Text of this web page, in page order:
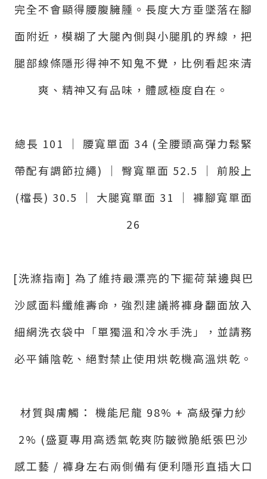
完全不會顯得腰腹臃腫。長度大方垂墜落在腳
面附近，模糊了大腿內側與小腿肌的界線，把
腿部線條隱形得神不知鬼不覺，比例看起來清
爽、精神又有品味，體感極度自在。
總長 101 ｜ 腰寬單面 34 (全腰頭高彈力鬆緊
帶配有調節拉繩) ｜ 臀寬單面 52.5 ｜ 前股上
(檔長) 30.5 ｜ 大腿寬單面 31 ｜ 褲腳寬單面
26
[洗滌指南] 為了維持最漂亮的下擺荷葉邊與巴
沙感面料纖維壽命，強烈建議將褲身翻面放入
細網洗衣袋中「單獨溫和冷水手洗」，並請務
必平鋪陰乾、絕對禁止使用烘乾機高溫烘乾。
材質與膚觸： 機能尼龍 98% + 高級彈力紗
2% (盛夏專用高透氣乾爽防皺微脆紙張巴沙
感工藝 / 褲身左右兩側備有便利隱形直插大口